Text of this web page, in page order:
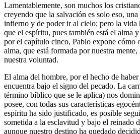
Lamentablemente, son muchos los
creyendo que la salvación es solo eso, una
infierno y de poder ir al cielo; pero la vida
que el espíritu, pues también está el alma
por el capítulo cinco, Pablo expone cómo
alma, que está formada por nuestra
nuestra voluntad.
El alma del hombre, por el hecho de
encuentra bajo el signo del pecado. La
término bíblico que se le aplica) nos
posee, con todas sus características
espíritu ha sido justificado, es posible
sometida a la esclavitud y bajo el reinado
aunque nuestro destino ha quedado